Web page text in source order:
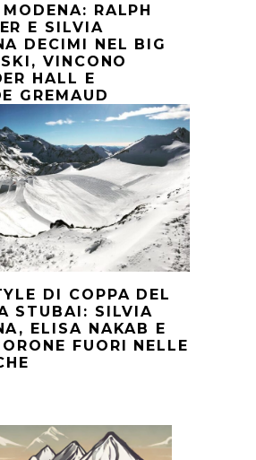
RALPH
E SILVIA
DECIMI NEL BIG
VINCONO
HALL E
GREMAUD
DI COPPA DEL
STUBAI: SILVIA
ELISA NAKAB E
FUORI NELLE